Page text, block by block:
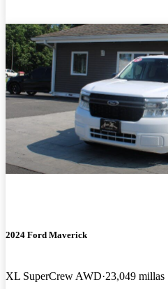
2024 Ford Maverick
XL SuperCrew AWD 23,049 millas